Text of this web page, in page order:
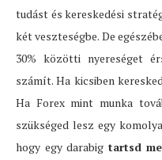
tudást és kereskedési
két veszteségbe. De
30% közötti nyereséget
számít. Ha kicsiben
Ha Forex mint munka
szükséged lesz egy
hogy egy darabig tartsd